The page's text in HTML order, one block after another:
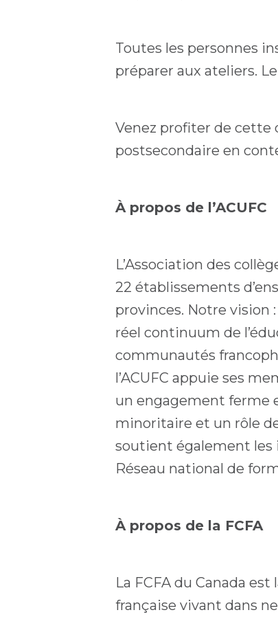
Toutes les personnes
préparer aux ateliers.
Venez profiter de cette
postsecondaire en
À propos de l’ACUFC
L’Association des
22 établissements
provinces. Notre vision
réel continuum de
communautés
l’ACUFC appuie ses
un engagement ferme
minoritaire et un rôle
soutient également les
Réseau national de
À propos de la FCFA
La FCFA du Canada
française vivant dans